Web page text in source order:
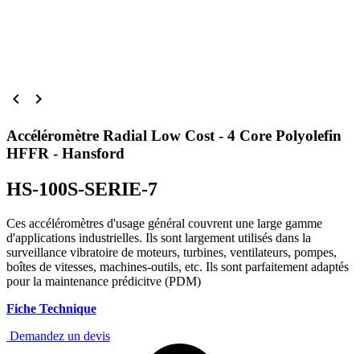
 
Accéléromètre Radial Low Cost - 4 Core Polyolefin
HFFR - Hansford
HS-100S-SERIE-7
Ces accéléromètres d'usage général couvrent une large gamme
d'applications industrielles. Ils sont largement utilisés dans la
surveillance vibratoire de moteurs, turbines, ventilateurs, pompes,
boîtes de vitesses, machines-outils, etc. Ils sont parfaitement adaptés
pour la maintenance prédicitve (PDM)
Fiche Technique
Demandez un devis